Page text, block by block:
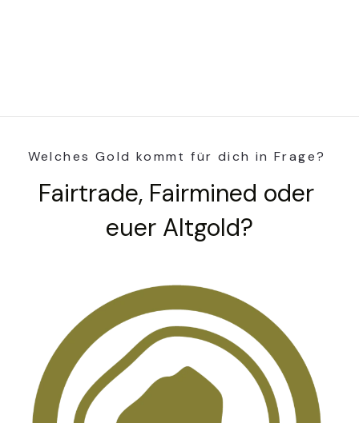
Welches Gold kommt für dich in Frage?
Fairtrade, Fairmined oder
euer Altgold?